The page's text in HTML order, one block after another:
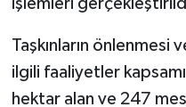
işlemleri
Taşkınların önlenmesi
ilgili faaliyetler
hektar alan ve 247